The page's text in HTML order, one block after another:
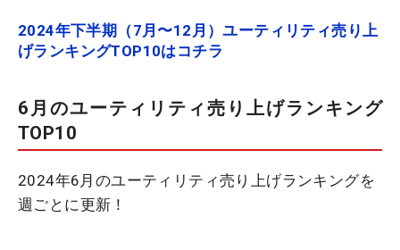
2024年下半期（7月〜12月）ユーティリティ売り上
げランキングTOP10はコチラ
6月のユーティリティ売り上げランキング
TOP10
2024年6月のユーティリティ売り上げランキングを
週ごとに更新！